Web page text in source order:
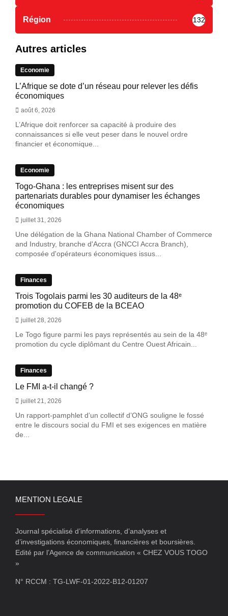
Région 132
Autres articles
Economie
L’Afrique se dote d’un réseau pour relever les défis
économiques
août 6, 2026
L’Afrique doit renforcer sa capacité à produire des
connaissances si elle veut peser dans le nouvel ordre
financier et économique...
Economie
Togo-Ghana : les entreprises misent sur des
partenariats durables pour dynamiser les échanges
économiques
juillet 31, 2026
Une délégation de la Ghana National Chamber of Commerce
and Industry, branche d'Accra (GNCCI Accra Branch),
composée d'opérateurs économiques issus...
Finances
Trois Togolais parmi les 30 auditeurs de la 48ᵉ
promotion du COFEB de la BCEAO
juillet 28, 2026
Le Togo figure parmi les pays représentés au sein de la 48ᵉ
promotion du cycle diplômant du Centre Ouest Africain...
Finances
Le FMI a-t-il changé ?
juillet 21, 2026
Un rapport-pamphlet d’un collectif d’ONG souligne le fossé
entre le discours social du FMI et ses exigences en matière
de...
MENTION LEGALE
Journal spécialisé d’informations, d’analyses et
d’investigations économiques, financières et boursières.
Edité par l’Agence de communication « CHEZ VOUS TOGO
»
N° RCCM : TG-LWF-01-2022-B12-01207